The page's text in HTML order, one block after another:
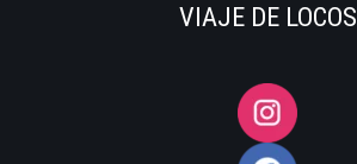
VIAJE DE LOCOS